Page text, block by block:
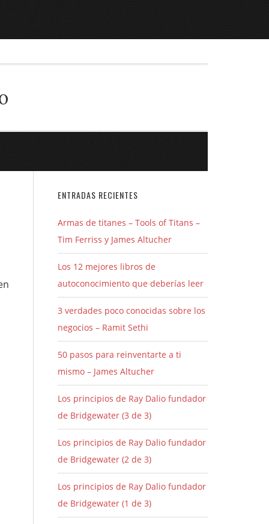
ENTRADAS RECIENTES
Armas de titanes – Tools of Titans –
Tim Ferriss y James Altucher
Los 12 mejores libros de
autoconocimiento que deberías leer
3 verdades poco conocidas sobre los
negocios – Ramit Sethi
50 pasos para reinventarte a ti
mismo – James Altucher
Los principios de Ray Dalio fundador
de Bridgewater (3 de 3)
Los principios de Ray Dalio fundador
de Bridgewater (2 de 3)
Los principios de Ray Dalio fundador
de Bridgewater (1 de 3)